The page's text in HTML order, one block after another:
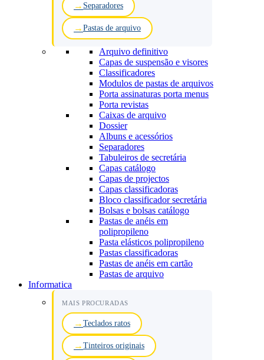
Separadores
Pastas de arquivo
Arquivo definitivo
Capas de suspensão e visores
Classificadores
Modulos de pastas de arquivos
Porta assinaturas porta menus
Porta revistas
Caixas de arquivo
Dossier
Albuns e acessórios
Separadores
Tabuleiros de secretária
Capas catálogo
Capas de projectos
Capas classificadoras
Bloco classificador secretária
Bolsas e bolsas catálogo
Pastas de anéis em
polipropileno
Pasta elásticos polipropileno
Pastas classificadoras
Pastas de anéis em cartão
Pastas de arquivo
Informatica
MAIS PROCURADAS
Teclados ratos
Tinteiros originais